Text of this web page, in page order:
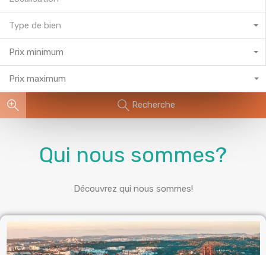
Type de bien
Prix minimum
Prix maximum
Recherche
Qui nous sommes?
Découvrez qui nous sommes!